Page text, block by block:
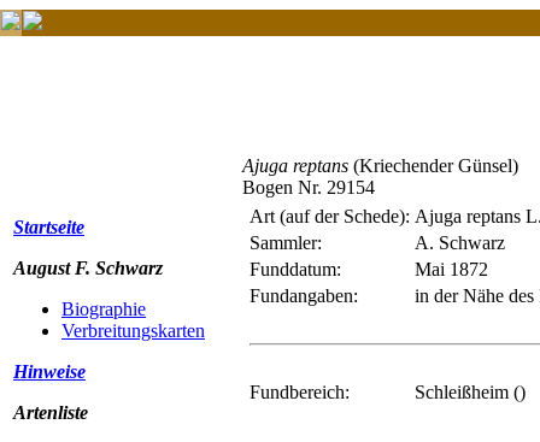
Startseite
August F. Schwarz
Biographie
Verbreitungskarten
Hinweise
Artenliste
Ajuga reptans (Kriechender Günsel)
Bogen Nr. 29154
Art (auf der Schede): Ajuga reptans
Sammler:
A. Schwarz
Funddatum:
Mai 1872
Fundangaben:
in der Nähe
Fundbereich: Schleißheim ()